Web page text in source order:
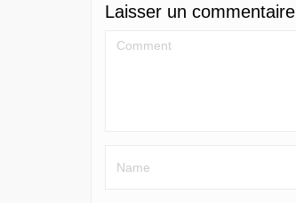
Laisser un commentaire